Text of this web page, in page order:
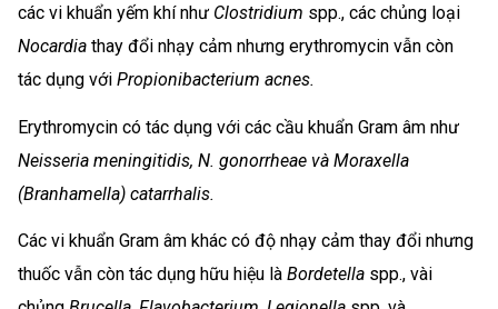
các vi khuẩn yếm khí như Clostridium spp., các chủng loại
Nocardia thay đổi nhạy cảm nhưng erythromycin vẫn còn
tác dụng với Propionibacterium acnes.
Erythromycin có tác dụng với các cầu khuẩn Gram âm như
Neisseria meningitidis, N. gonorrheae và Moraxella
(Branhamella) catarrhalis.
Các vi khuẩn Gram âm khác có độ nhạy cảm thay đổi nhưng
thuốc vẫn còn tác dụng hữu hiệu là Bordetella spp., vài